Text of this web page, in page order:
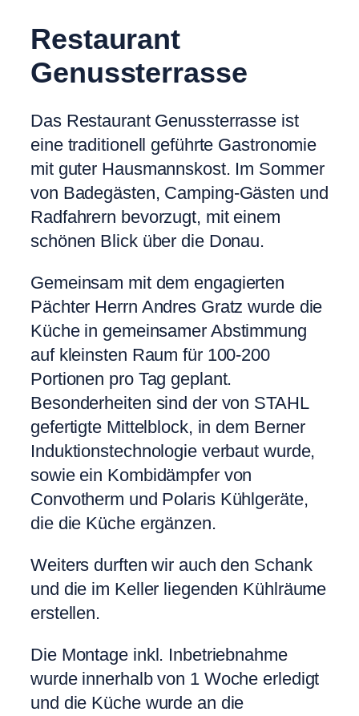
Restaurant
Genussterrasse
Das Restaurant Genussterrasse ist
eine traditionell geführte Gastronomie
mit guter Hausmannskost. Im Sommer
von Badegästen, Camping-Gästen und
Radfahrern bevorzugt, mit einem
schönen Blick über die Donau.
Gemeinsam mit dem engagierten
Pächter Herrn Andres Gratz wurde die
Küche in gemeinsamer Abstimmung
auf kleinsten Raum für 100-200
Portionen pro Tag geplant.
Besonderheiten sind der von STAHL
gefertigte Mittelblock, in dem Berner
Induktionstechnologie verbaut wurde,
sowie ein Kombidämpfer von
Convotherm und Polaris Kühlgeräte,
die die Küche ergänzen.
Weiters durften wir auch den Schank
und die im Keller liegenden Kühlräume
erstellen.
Die Montage inkl. Inbetriebnahme
wurde innerhalb von 1 Woche erledigt
und die Küche wurde an die